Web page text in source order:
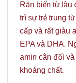
Rắn biển từ lâu
trì sự trẻ trung
cấp và rất giàu
EPA và DHA.
amin cân đối
khoáng chất.